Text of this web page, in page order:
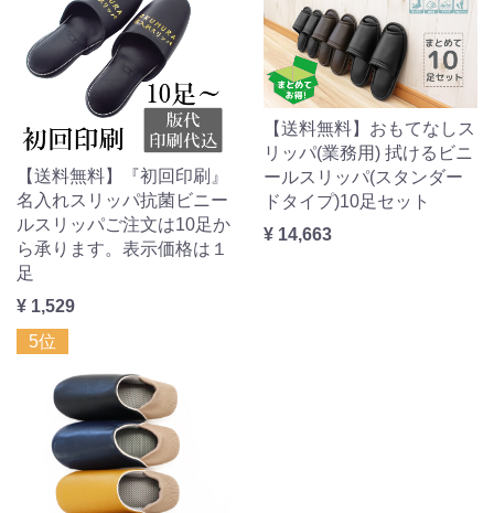
【送料無料】『初回印刷』
名入れスリッパ抗菌ビニー
ルスリッパご注文は10足か
ら承ります。表示価格は１
足
¥ 1,529
【送料無料】おもてなしス
リッパ(業務用) 拭けるビニ
ールスリッパ(スタンダー
ドタイプ)10足セット
¥ 14,663
5位